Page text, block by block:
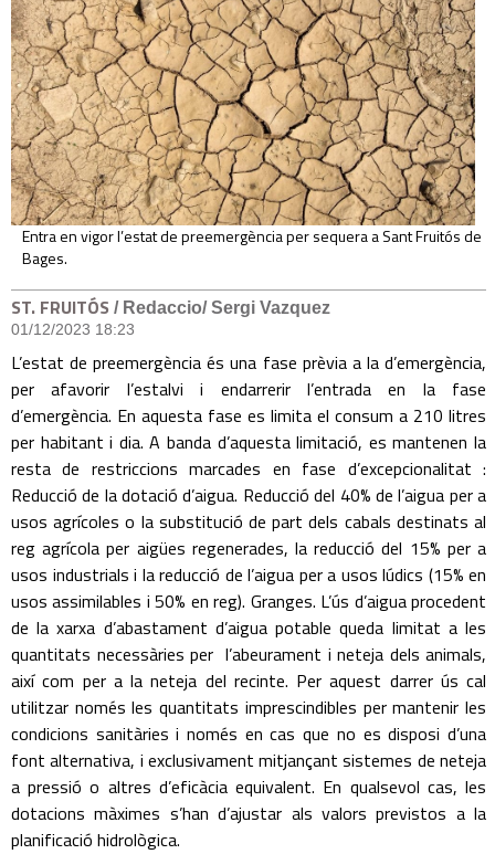
Entra en vigor l’estat de preemergència per sequera a Sant Fruitós de
Bages.
ST. FRUITÓS / Redaccio/ Sergi Vazquez
01/12/2023 18:23
L’estat de preemergència és una fase prèvia a la d’emergència,
per afavorir l’estalvi i endarrerir l’entrada en la fase
d’emergència. En aquesta fase es limita el consum a 210 litres
per habitant i dia. A banda d’aquesta limitació, es mantenen la
resta de restriccions marcades en fase d’excepcionalitat :
Reducció de la dotació d’aigua. Reducció del 40% de l’aigua per a
usos agrícoles o la substitució de part dels cabals destinats al
reg agrícola per aigües regenerades, la reducció del 15% per a
usos industrials i la reducció de l’aigua per a usos lúdics (15% en
usos assimilables i 50% en reg). Granges. L’ús d’aigua procedent
de la xarxa d’abastament d’aigua potable queda limitat a les
quantitats necessàries per l’abeurament i neteja dels animals,
així com per a la neteja del recinte. Per aquest darrer ús cal
utilitzar només les quantitats imprescindibles per mantenir les
condicions sanitàries i només en cas que no es disposi d’una
font alternativa, i exclusivament mitjançant sistemes de neteja
a pressió o altres d’eficàcia equivalent. En qualsevol cas, les
dotacions màximes s’han d’ajustar als valors previstos a la
planificació hidrològica.